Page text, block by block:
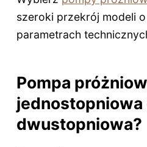
szeroki przekrój modeli
parametrach
Pompa
jednostopniowa
dwustopniowa?